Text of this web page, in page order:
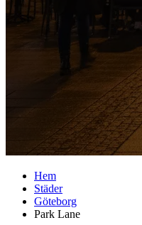
Hem
Städer
Göteborg
Park Lane